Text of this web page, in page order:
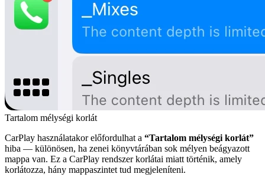
Tartalom mélységi korlát
CarPlay használatakor előfordulhat a “Tartalom mélységi korlát”
hiba — különösen, ha zenei könyvtárában sok mélyen beágyazott
mappa van. Ez a CarPlay rendszer korlátai miatt történik, amely
korlátozza, hány mappaszintet tud megjeleníteni.